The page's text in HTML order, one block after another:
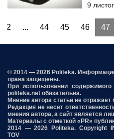
9
2 ... 44 45 46 47
© 2014 — 2026 Politeka.
права защищены.
При использовании
politeka.net обязательна.
Мнение автора статьи не
Редакция не несет
мнения автора, а сайт является
Материалы с отметкой «PR»
2014 — 2026 Politeka. Copyright
TOV